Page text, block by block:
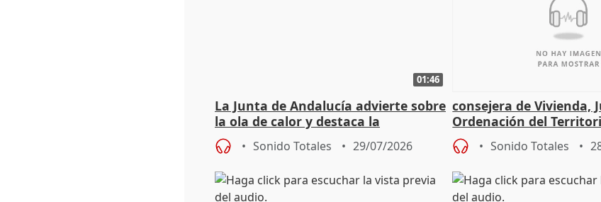
01:46
La Junta de Andalucía advierte sobre
la ola de calor y destaca la
importancia de la prevención
Sonido Totales 29/07/2026
consejera de Vivienda,
Ordenación del
Sonido Totales